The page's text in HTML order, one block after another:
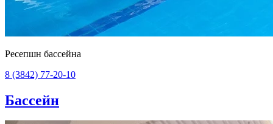
Ресепшн бассейна
8 (3842) 77-20-10
Бассейн